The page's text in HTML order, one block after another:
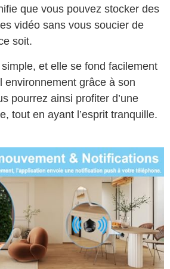
que vous pouvez stocker des
vidéo sans vous soucier de
soit.
et elle se fond facilement
environnement grâce à son
pourrez ainsi profiter d’une
tout en ayant l’esprit tranquille.